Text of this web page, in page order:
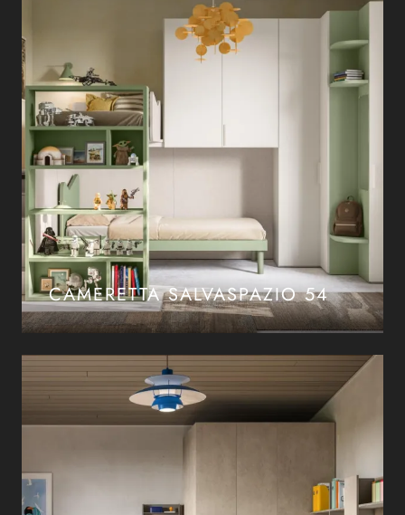
CAMERETTA SALVASPAZIO 54